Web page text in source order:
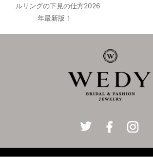
ルリングの下見の仕方2026
年最新版！